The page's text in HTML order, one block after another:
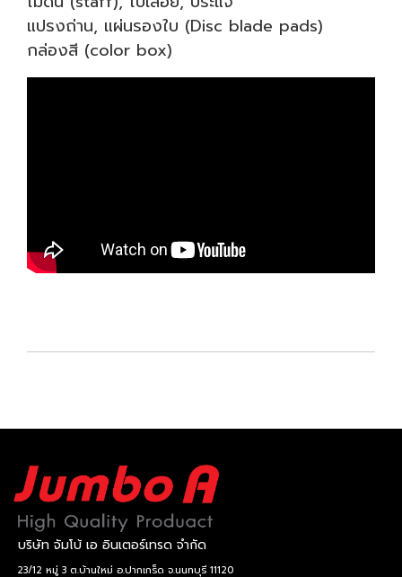
แปรงถ่าน, แผ่นรองใบ (Disc blade pads)
กล่องสี (color box)
บริษัท จัมโบ้ เอ อินเตอร์เทรด จำกัด
23/12 หมู่ 3 ต.บ้านใหม่ อ.ปากเกร็ด จ.นนทบุรี 11120